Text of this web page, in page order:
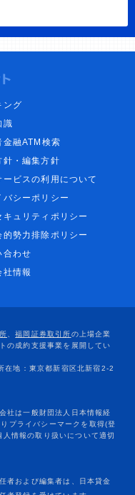
ング
識
金融ATM検索
針・編集方針
ービスの利用について
バシーポリシー
キュリティポリシー
的勢力排除ポリシー
合わせ
社情報
者および編集者は、日本貸金